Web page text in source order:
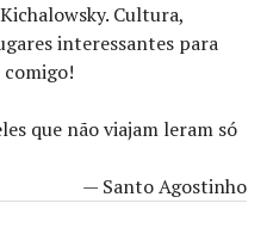
Cultura,
interessantes para
comigo!
que não viajam leram só
— Santo Agostinho